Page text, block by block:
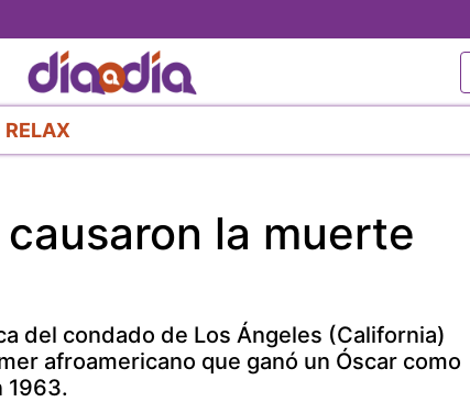
al
contenido
principal
RELAX
la muerte
del condado de Los Ángeles (California)
afroamericano que ganó un Óscar como
1963.